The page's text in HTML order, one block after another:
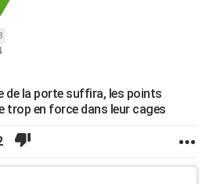
de la porte suffira, les points
trop en force dans leur cages